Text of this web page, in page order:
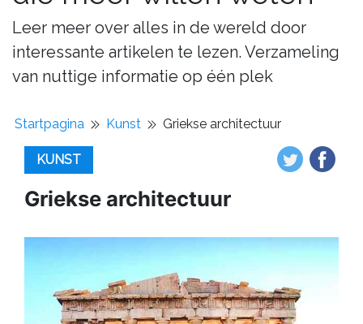
Leer meer over alles in de wereld door
interessante artikelen te lezen. Verzameling
van nuttige informatie op één plek
Startpagina Kunst Griekse architectuur
KUNST
Griekse architectuur